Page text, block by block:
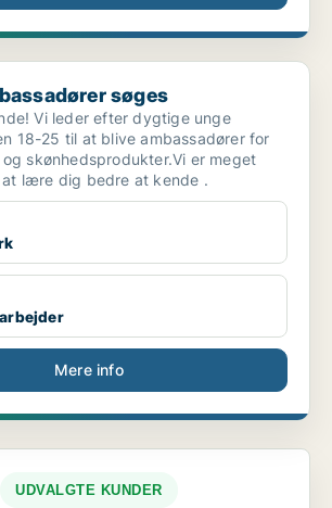
søges
søges
Vi leder efter dygtige unge
18-25 til at blive ambassadører for
skønhedsprodukter.Vi er meget
at lære dig bedre at kende .
Mere info
UDVALGTE KUNDER